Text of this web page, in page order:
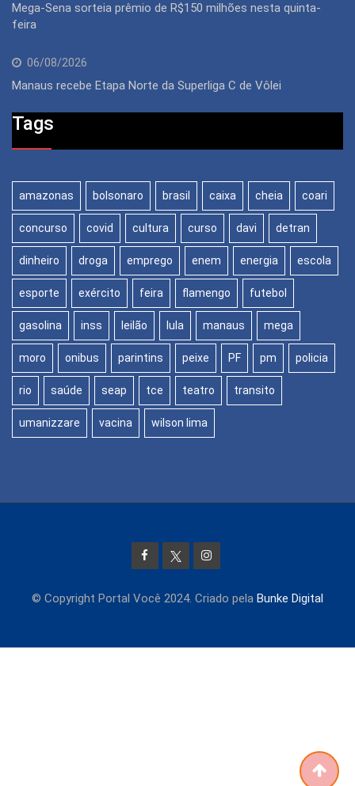
Mega-Sena sorteia prêmio de R$150 milhões nesta quinta-
feira
06/08/2026
Manaus recebe Etapa Norte da Superliga C de Vôlei
Tags
amazonas bolsonaro brasil caixa cheia coari
concurso covid cultura curso davi detran
dinheiro droga emprego enem energia escola
esporte exército feira flamengo futebol
gasolina inss leilão lula manaus mega
moro onibus parintins peixe PF pm policia
rio saúde seap tce teatro transito
umanizzare vacina wilson lima
© Copyright Portal Você 2024. Criado pela Bunke Digital